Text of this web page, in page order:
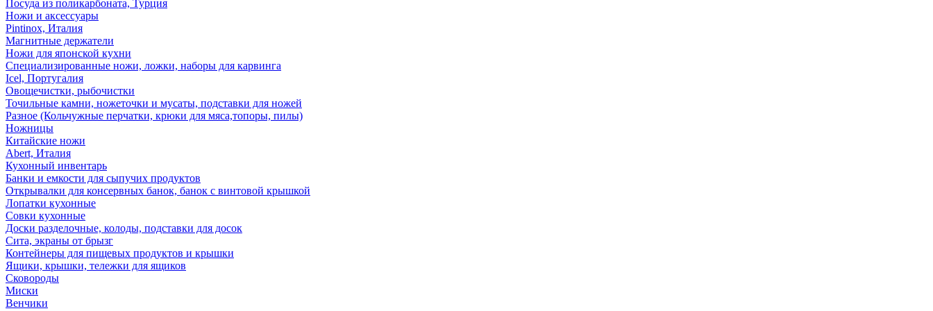
Посуда из поликарбоната, Турция
Ножи и аксессуары
Pintinox, Италия
Магнитные держатели
Ножи для японской кухни
Специализированные ножи, ложки, наборы для карвинга
Icel, Португалия
Овощечистки, рыбочистки
Точильные камни, ножеточки и мусаты, подставки для ножей
Разное (Кольчужные перчатки, крюки для мяса,топоры, пилы)
Ножницы
Китайские ножи
Abert, Италия
Кухонный инвентарь
Банки и емкости для сыпучих продуктов
Открывалки для консервных банок, банок с винтовой крышкой
Лопатки кухонные
Совки кухонные
Доски разделочные, колоды, подставки для досок
Сита, экраны от брызг
Контейнеры для пищевых продуктов и крышки
Ящики, крышки, тележки для ящиков
Сковороды
Миски
Венчики